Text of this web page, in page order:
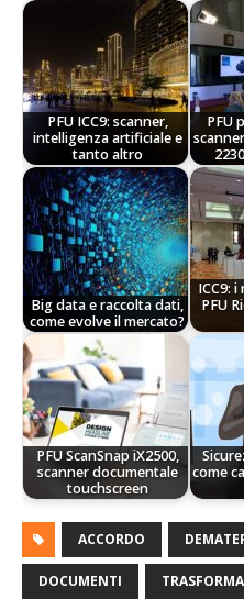
PFU ICC9: scanner,
intelligenza artificiale e
tanto altro
PFU
Big data e raccolta dati,
come evolve il mercato?
ICC9:
PFU
PFU ScanSnap iX2500,
scanner documentale
touchscreen
come
ACCORDO
DOCUMENTI